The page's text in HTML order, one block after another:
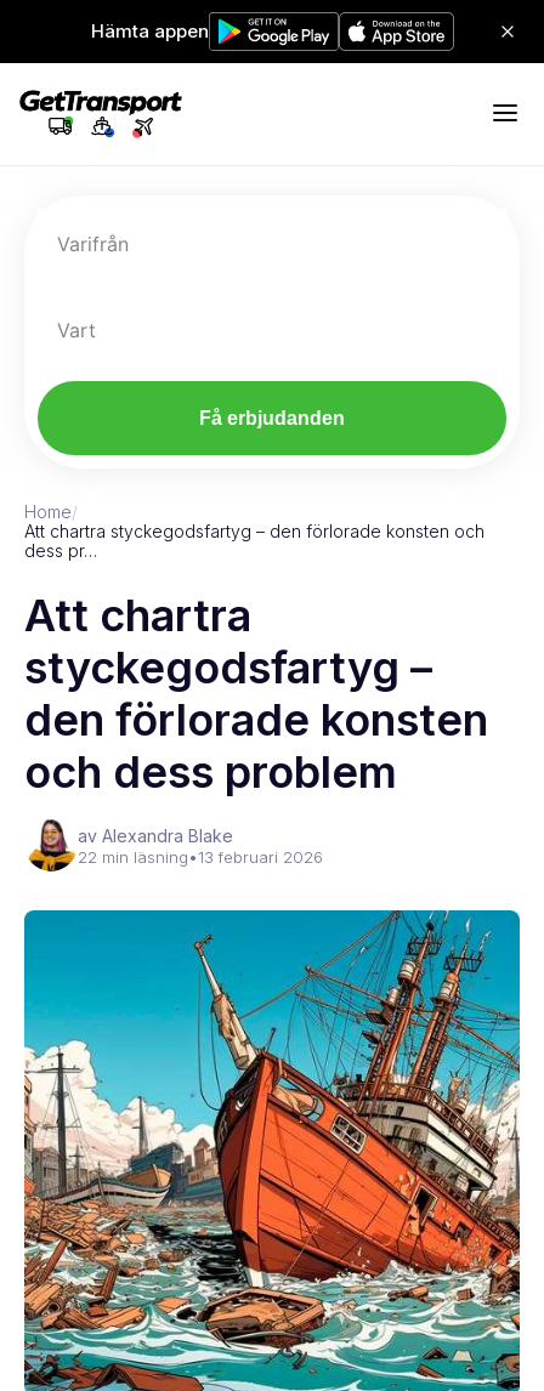
Hämta appen
Varifrån
Vart
Få erbjudanden
Home/
Att chartra styckegodsfartyg – den förlorade konsten och
dess pr…
Att chartra
styckegodsfartyg –
den förlorade konsten
och dess problem
av Alexandra Blake
22 min läsning•13 februari 2026